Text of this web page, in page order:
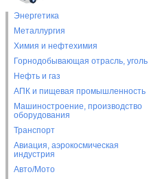
Энергетика
Металлургия
Химия и нефтехимия
Горнодобывающая отрасль, уголь
Нефть и газ
АПК и пищевая промышленность
Машиностроение, производство
оборудования
Транспорт
Авиация, аэрокосмическая
индустрия
Авто/Мото